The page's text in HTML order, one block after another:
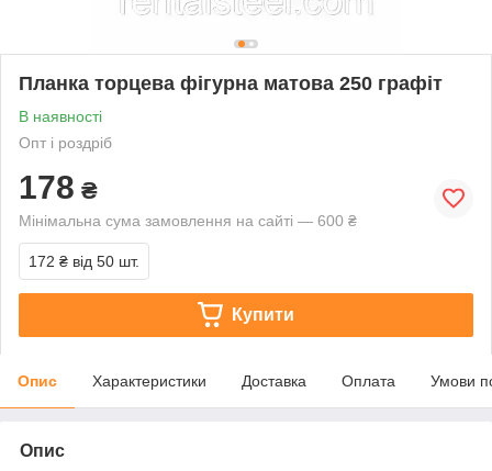
Планка торцева фігурна матова 250 графіт
В наявності
Опт і роздріб
178 ₴
Мінімальна сума замовлення на сайті — 600 ₴
172 ₴ від 50 шт.
Купити
Опис Характеристики Доставка Оплата Умови
Опис